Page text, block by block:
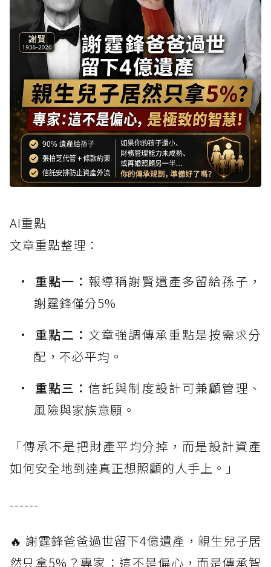
AI重點
文章重點整理：
重點一： 報導稱謝賢遺產多留給孫子，
謝霆鋒僅分5%
重點二： 文章強調傳承重點是按需求分
配，不必平均。
重點三：信託與制度設計可兼顧管理、
風險與家族意願。
「傳承不是把財產平均分掉，而是設計資產
如何安全地到達真正想照顧的人手上。」
------
🔥 謝霆鋒爸爸過世留下4億遺產，親生兒子居
然只拿5%？專家：這不是偏心，而是傳承智